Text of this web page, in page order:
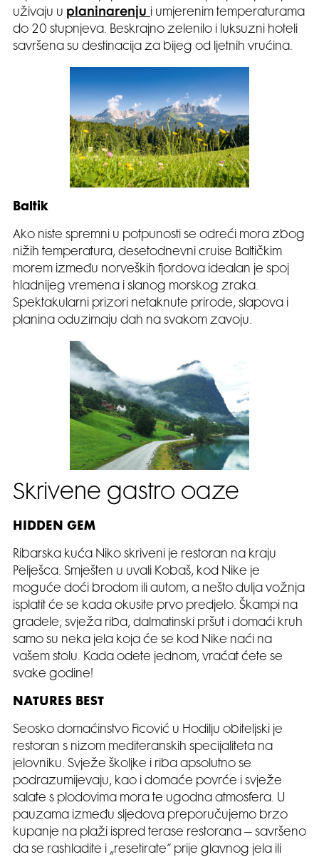
uživaju u planinarenju i umjerenim temperaturama
do 20 stupnjeva. Beskrajno zelenilo i luksuzni hoteli
savršena su destinacija za bijeg od ljetnih vrućina.
Baltik
Ako niste spremni u potpunosti se odreći mora zbog
nižih temperatura, desetodnevni cruise Baltičkim
morem između norveških fjordova idealan je spoj
hladnijeg vremena i slanog morskog zraka.
Spektakularni prizori netaknute prirode, slapova i
planina oduzimaju dah na svakom zavoju.
Skrivene gastro oaze
HIDDEN GEM
Ribarska kuća Niko skriveni je restoran na kraju
Pelješca. Smješten u uvali Kobaš, kod Nike je
moguće doći brodom ili autom, a nešto dulja vožnja
isplatit će se kada okusite prvo predjelo. Škampi na
gradele, svježa riba, dalmatinski pršut i domaći kruh
samo su neka jela koja će se kod Nike naći na
vašem stolu. Kada odete jednom, vraćat ćete se
svake godine!
NATURES BEST
Seosko domaćinstvo Ficović u Hodilju obiteljski je
restoran s nizom mediteranskih specijaliteta na
jelovniku. Svježe školjke i riba apsolutno se
podrazumijevaju, kao i domaće povrće i svježe
salate s plodovima mora te ugodna atmosfera. U
pauzama između sljedova preporučujemo brzo
kupanje na plaži ispred terase restorana – savršeno
da se rashladite i „resetirate“ prije glavnog jela ili